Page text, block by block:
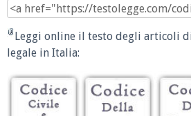
Leggi online il testo degli articoli
legale in Italia: